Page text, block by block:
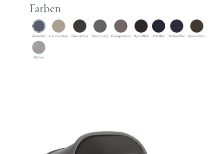
Farben